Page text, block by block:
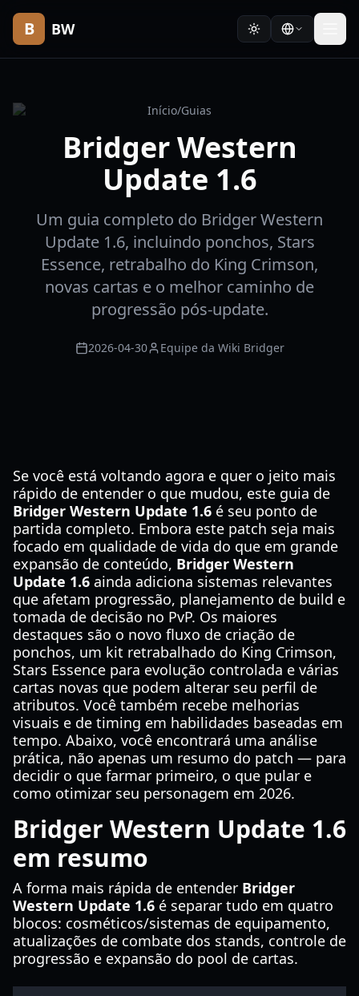
B BW
Início/Guias
Bridger Western
Update 1.6
Um guia completo do Bridger Western
Update 1.6, incluindo ponchos, Stars
Essence, retrabalho do King Crimson,
novas cartas e o melhor caminho de
progressão pós-update.
2026-04-30 Equipe da Wiki Bridger
Se você está voltando agora e quer o jeito mais
rápido de entender o que mudou, este guia de
Bridger Western Update 1.6 é seu ponto de
partida completo. Embora este patch seja mais
focado em qualidade de vida do que em grande
expansão de conteúdo, Bridger Western
Update 1.6 ainda adiciona sistemas relevantes
que afetam progressão, planejamento de build e
tomada de decisão no PvP. Os maiores
destaques são o novo fluxo de criação de
ponchos, um kit retrabalhado do King Crimson,
Stars Essence para evolução controlada e várias
cartas novas que podem alterar seu perfil de
atributos. Você também recebe melhorias
visuais e de timing em habilidades baseadas em
tempo. Abaixo, você encontrará uma análise
prática, não apenas um resumo do patch — para
decidir o que farmar primeiro, o que pular e
como otimizar seu personagem em 2026.
Bridger Western Update 1.6
em resumo
A forma mais rápida de entender Bridger
Western Update 1.6 é separar tudo em quatro
blocos: cosméticos/sistemas de equipamento,
atualizações de combate dos stands, controle de
progressão e expansão do pool de cartas.